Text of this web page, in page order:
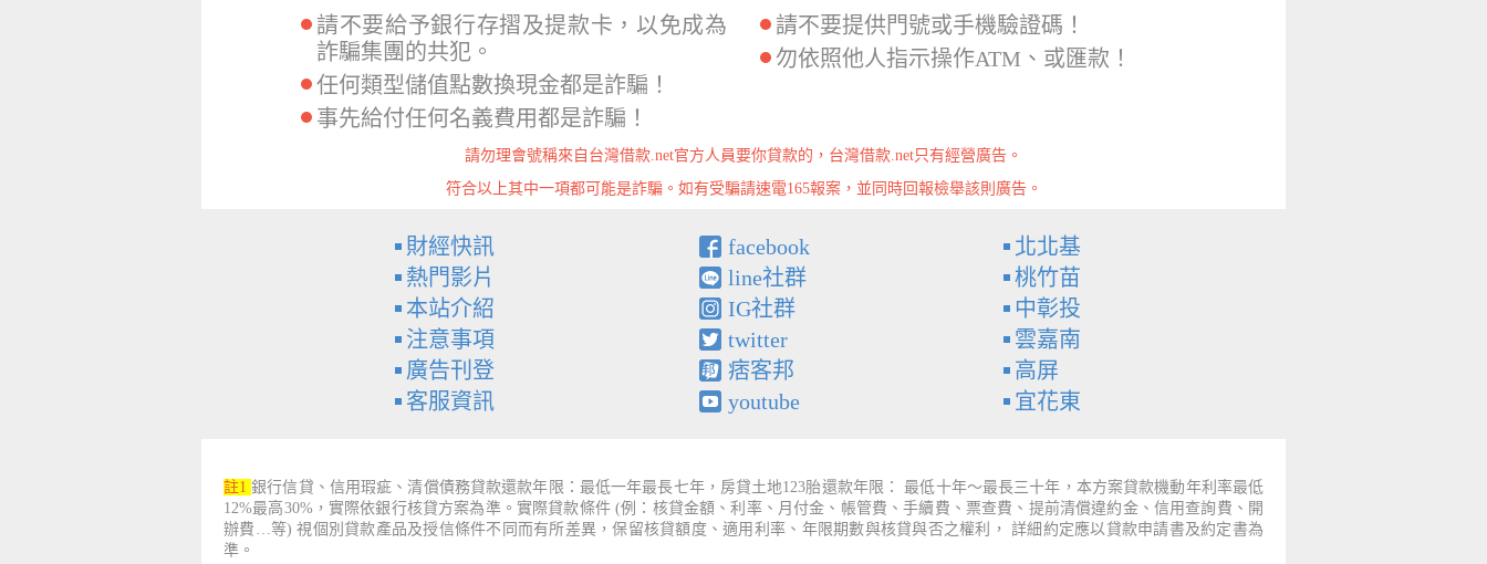
請不要給予銀行存摺及提款卡，以免成為
詐騙集團的共犯。
任何類型儲值點數換現金都是詐騙！
事先給付任何名義費用都是詐騙！
請不要提供門號或手機驗證碼！
勿依照他人指示操作ATM、或匯款！
請勿理會號稱來自台灣借款.net官方人員要你貸款的，台灣借款.net只有經營廣告。
符合以上其中一項都可能是詐騙。如有受騙請速電165報案，並同時回報檢舉該則廣告。
財經快訊
熱門影片
本站介紹
注意事項
廣告刊登
客服資訊
facebook
line社群
IG社群
twitter
痞客邦
youtube
北北基
桃竹苗
中彰投
雲嘉南
高屏
宜花東
註1 銀行信貸、信用瑕疵、清償債務貸款還款年限：最低一年最長七年，房貸土地123胎還款年限： 最低十年～最長三十年，本方案貸款機動年利率最低
12%最高30%，實際依銀行核貸方案為準。實際貸款條件 (例：核貸金額、利率、月付金、帳管費、手續費、票查費、提前清償違約金、信用查詢費、開
辦費…等) 視個別貸款產品及授信條件不同而有所差異，保留核貸額度、適用利率、年限期數與核貸與否之權利， 詳細約定應以貸款申請書及約定書為
準。